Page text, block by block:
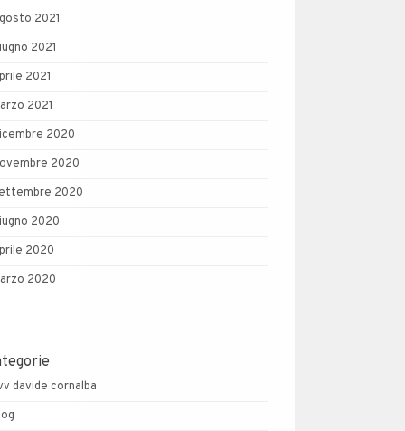
2021
2021
2021
2021
2020
2020
2020
2020
2020
2020
davide cornalba